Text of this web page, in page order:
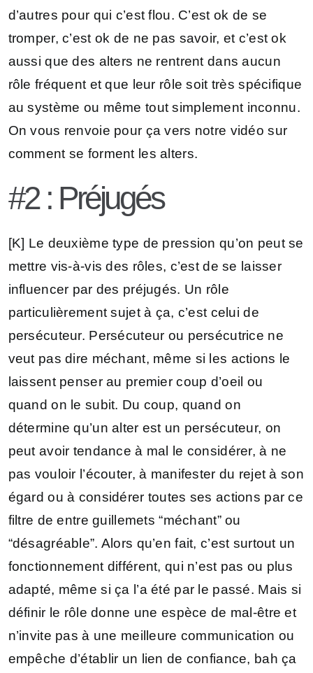
d’autres pour qui c’est flou. C’est ok de se
tromper, c’est ok de ne pas savoir, et c’est ok
aussi que des alters ne rentrent dans aucun
rôle fréquent et que leur rôle soit très spécifique
au système ou même tout simplement inconnu.
On vous renvoie pour ça vers notre vidéo sur
comment se forment les alters.
#2 : Préjugés
[K] Le deuxième type de pression qu’on peut se
mettre vis-à-vis des rôles, c’est de se laisser
influencer par des préjugés. Un rôle
particulièrement sujet à ça, c’est celui de
persécuteur. Persécuteur ou persécutrice ne
veut pas dire méchant, même si les actions le
laissent penser au premier coup d’oeil ou
quand on le subit. Du coup, quand on
détermine qu’un alter est un persécuteur, on
peut avoir tendance à mal le considérer, à ne
pas vouloir l’écouter, à manifester du rejet à son
égard ou à considérer toutes ses actions par ce
filtre de entre guillemets “méchant” ou
“désagréable”. Alors qu’en fait, c’est surtout un
fonctionnement différent, qui n’est pas ou plus
adapté, même si ça l’a été par le passé. Mais si
définir le rôle donne une espèce de mal-être et
n’invite pas à une meilleure communication ou
empêche d’établir un lien de confiance, bah ça